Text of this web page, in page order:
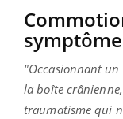
"Occasionnant
la boîte
traumatisme qui